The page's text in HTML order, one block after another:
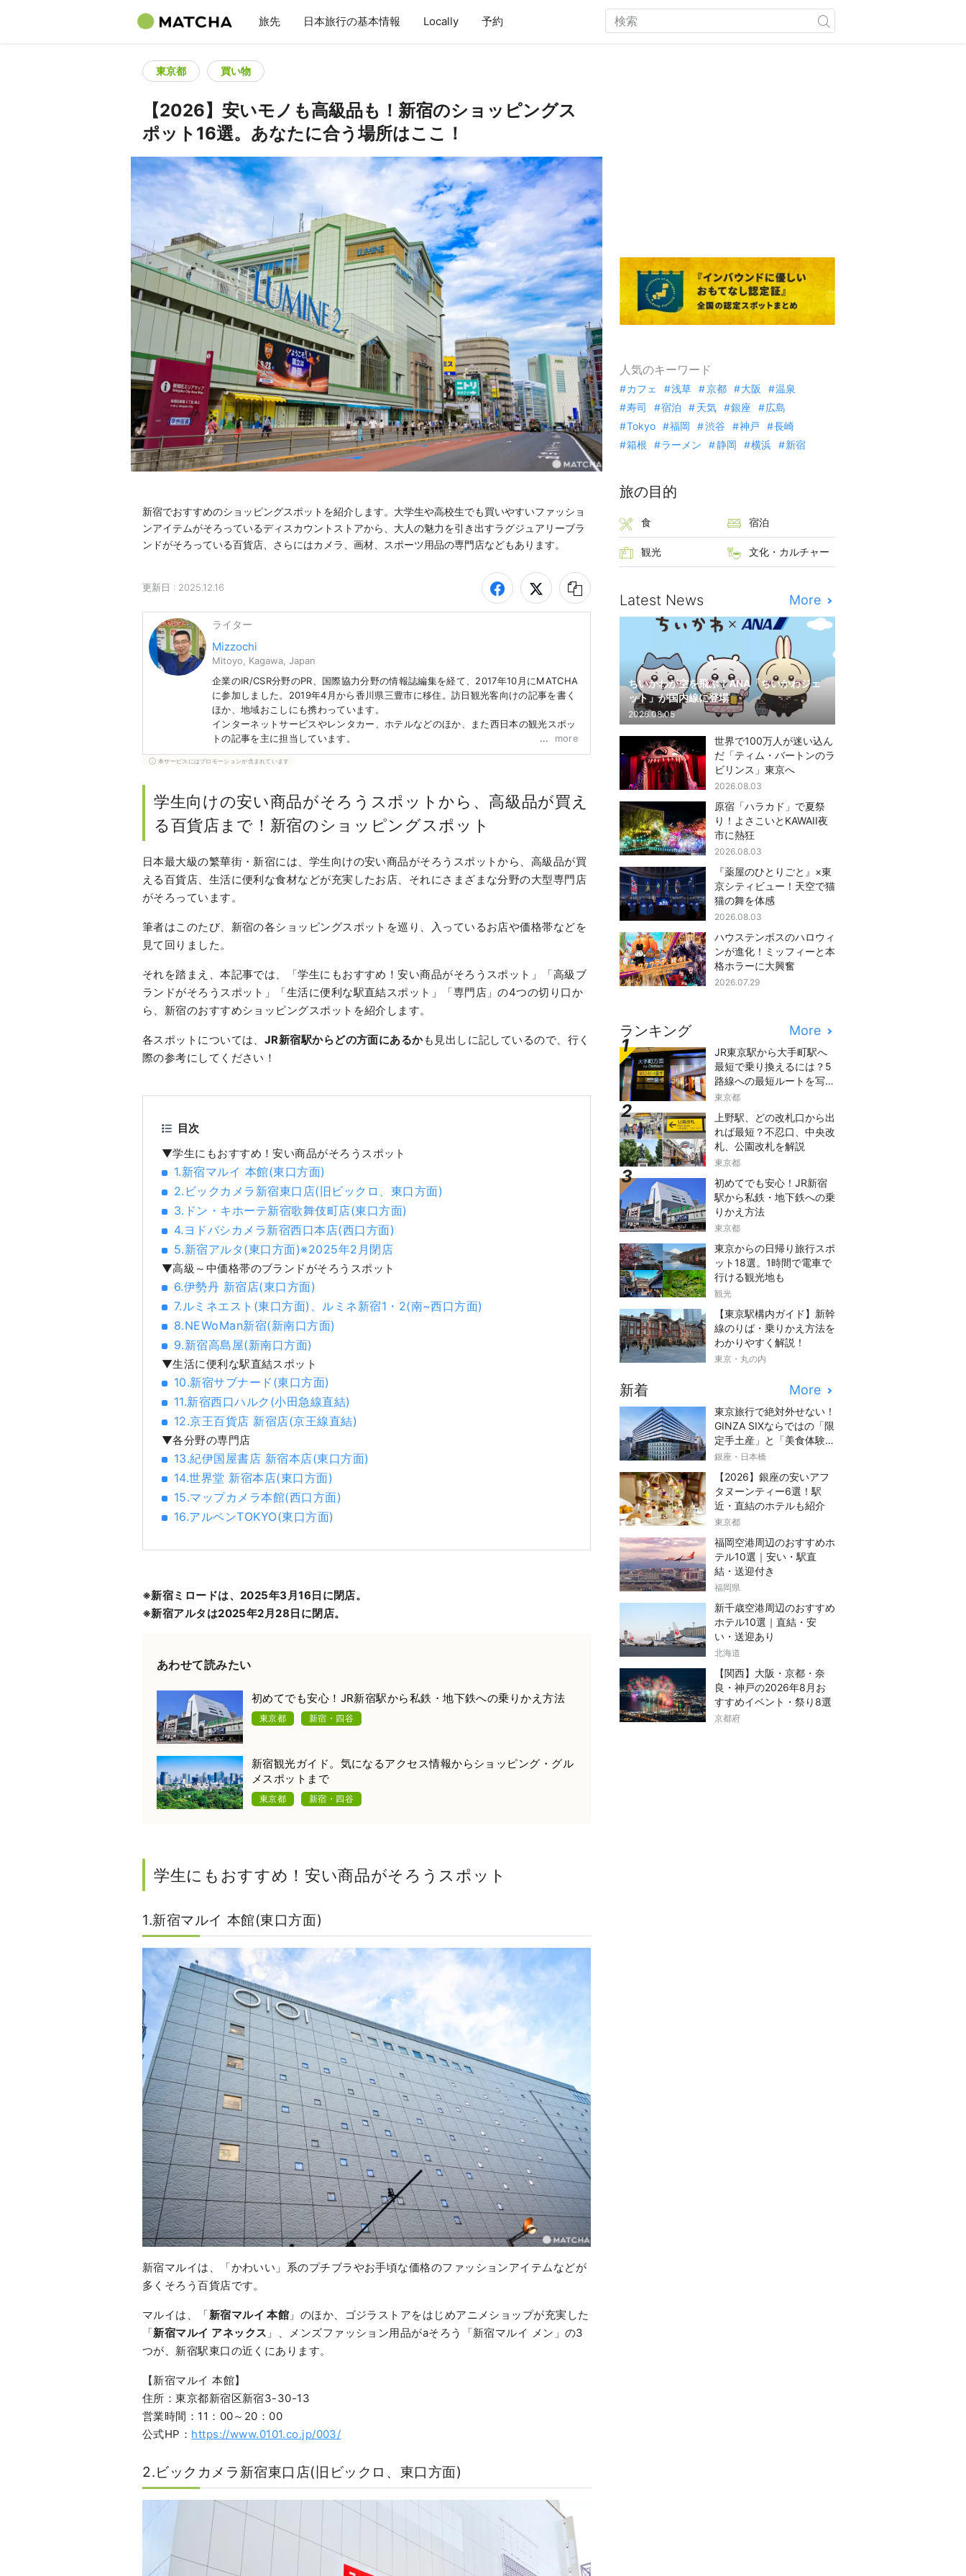
旅先 日本旅行の基本情報 Locally 予約
東京都 買い物
【2026】安いモノも高級品も！新宿のショッピングス
ポット16選。あなたに合う場所はここ！
新宿でおすすめのショッピングスポットを紹介します。大学生や高校生でも買いやすいファッショ
ンアイテムがそろっているディスカウントストアから、大人の魅力を引き出すラグジュアリーブラ
ンドがそろっている百貨店、さらにはカメラ、画材、スポーツ用品の専門店などもあります。
更新日 : 2025.12.16
ライター
Mizzochi
Mitoyo, Kagawa, Japan
企業のIR/CSR分野のPR、国際協力分野の情報誌編集を経て、2017年10月にMATCHA
に参加しました。2019年4月から香川県三豊市に移住。訪日観光客向けの記事を書く
ほか、地域おこしにも携わっています。
インターネットサービスやレンタカー、ホテルなどのほか、また西日本の観光スポッ
トの記事を主に担当しています。
more
本サービスにはプロモーションが含まれています
学生向けの安い商品がそろうスポットから、高級品が買え
る百貨店まで！新宿のショッピングスポット
日本最大級の繁華街・新宿には、学生向けの安い商品がそろうスポットから、高級品が買
える百貨店、生活に便利な食材などが充実したお店、それにさまざまな分野の大型専門店
がそろっています。
筆者はこのたび、新宿の各ショッピングスポットを巡り、入っているお店や価格帯などを
見て回りました。
それを踏まえ、本記事では、「学生にもおすすめ！安い商品がそろうスポット」「高級ブ
ランドがそろうスポット」「生活に便利な駅直結スポット」「専門店」の4つの切り口か
ら、新宿のおすすめショッピングスポットを紹介します。
各スポットについては、 JR新宿駅からどの方面にあるかも見出しに記しているので、行く
際の参考にしてください！
目次
▼学生にもおすすめ！安い商品がそろうスポット
1.新宿マルイ 本館(東口方面)
2.ビックカメラ新宿東口店(旧ビックロ、東口方面)
3.ドン・キホーテ新宿歌舞伎町店(東口方面)
4.ヨドバシカメラ新宿西口本店(西口方面)
5.新宿アルタ(東口方面)※2025年2月閉店
▼高級～中価格帯のブランドがそろうスポット
6.伊勢丹 新宿店(東口方面)
7.ルミネエスト(東口方面)、ルミネ新宿1・2(南~西口方面)
8.NEWoMan新宿(新南口方面)
9.新宿高島屋(新南口方面)
▼生活に便利な駅直結スポット
10.新宿サブナード(東口方面)
11.新宿西口ハルク(小田急線直結)
12.京王百貨店 新宿店(京王線直結)
▼各分野の専門店
13.紀伊国屋書店 新宿本店(東口方面)
14.世界堂 新宿本店(東口方面)
15.マップカメラ本館(西口方面)
16.アルペンTOKYO(東口方面)
※新宿ミロードは、2025年3月16日に閉店。
※新宿アルタは2025年2月28日に閉店。
あわせて読みたい
初めてでも安心！JR新宿駅から私鉄・地下鉄への乗りかえ方法
東京都 新宿・四谷
新宿観光ガイド。気になるアクセス情報からショッピング・グル
メスポットまで
東京都 新宿・四谷
学生にもおすすめ！安い商品がそろうスポット
1.新宿マルイ 本館(東口方面)
新宿マルイは、「かわいい」系のプチブラやお手頃な価格のファッションアイテムなどが
多くそろう百貨店です。
マルイは、「新宿マルイ 本館 」のほか、ゴジラストアをはじめアニメショップが充実した
「新宿マルイ アネックス 」、メンズファッション用品がaそろう「新宿マルイ メン」の3
つが、新宿駅東口の近くにあります。
【新宿マルイ 本館】
住所：東京都新宿区新宿3-30-13
営業時間：11：00～20：00
公式HP： https://www.0101.co.jp/003/
2.ビックカメラ新宿東口店(旧ビックロ、東口方面)
人気のキーワード
カフェ 浅草 京都 大阪
温泉
寿司
宿泊 天気 銀座
広島
Tokyo
福岡 渋谷 神戸
長崎
箱根
ラーメン 静岡 横浜 新宿
旅の目的
食 宿泊
観光 文化・カルチャー
Latest News More
ちいかわが空を飛ぶ！ANA「ちいかわジェ
ット」が国内線に登場
2026.08.05
世界で100万人が迷い込ん
だ「ティム・バートンのラ
ビリンス」東京へ
2026.08.03
原宿「ハラカド」で夏祭
り！よさこいとKAWAII夜
市に熱狂
2026.08.03
『薬屋のひとりごと』×東
京シティビュー！天空で猫
猫の舞を体感
2026.08.03
ハウステンボスのハロウィ
ンが進化！ミッフィーと本
格ホラーに大興奮
2026.07.29
ランキング More
JR東京駅から大手町駅へ
最短で乗り換えるには？5
路線への最短ルートを写真
つきでご紹介
東京都
上野駅、どの改札口から出
れば最短？不忍口、中央改
札、公園改札を解説
東京都
初めてでも安心！JR新宿
駅から私鉄・地下鉄への乗
りかえ方法
東京都
東京からの日帰り旅行スポ
ット18選。1時間で電車で
行ける観光地も
観光
【東京駅構内ガイド】新幹
線のりば・乗りかえ方法を
わかりやすく解説！
東京・丸の内
新着 More
東京旅行で絶対外せない！
GINZA SIXならではの「限
定手土産」と「美食体験」
完全ガイド
銀座・日本橋
【2026】銀座の安いアフ
タヌーンティー6選！駅
近・直結のホテルも紹介
東京都
福岡空港周辺のおすすめホ
テル10選｜安い・駅直
結・送迎付き
福岡県
新千歳空港周辺のおすすめ
ホテル10選｜直結・安
い・送迎あり
北海道
【関西】大阪・京都・奈
良・神戸の2026年8月お
すすめイベント・祭り8選
京都府